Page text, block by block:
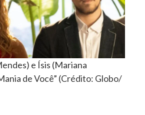
e Ísis (Mariana
de Você” (Crédito: Globo/